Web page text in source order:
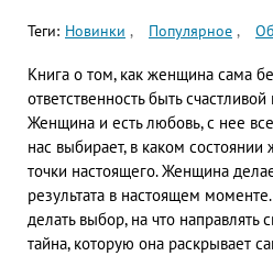
Теги: Новинки Популярное
Книга о том, как женщина сама
ответственность быть
Женщина и есть любовь, с нее
нас выбирает, в каком состоянии
точки настоящего. Женщина
результата в настоящем
делать выбор, на что
тайна, которую она раскрывает